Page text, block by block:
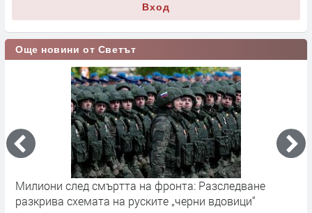
Вход
Още новини от Светът
Милиони след смъртта на фронта: Разследване
разкрива схемата на руските „черни вдовици“